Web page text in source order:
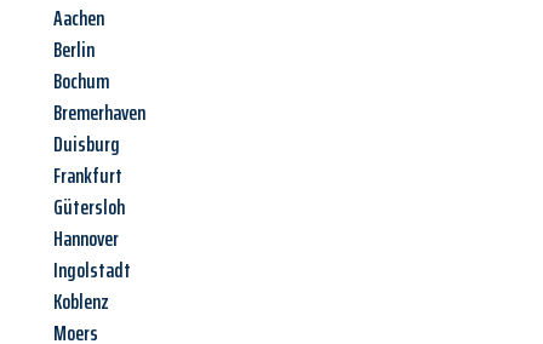
Aachen
Berlin
Bochum
Bremerhaven
Duisburg
Frankfurt
Gütersloh
Hannover
Ingolstadt
Koblenz
Moers